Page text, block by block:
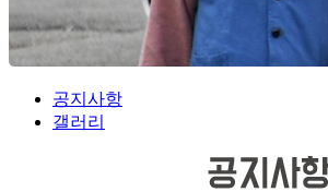
공지사항
갤러리